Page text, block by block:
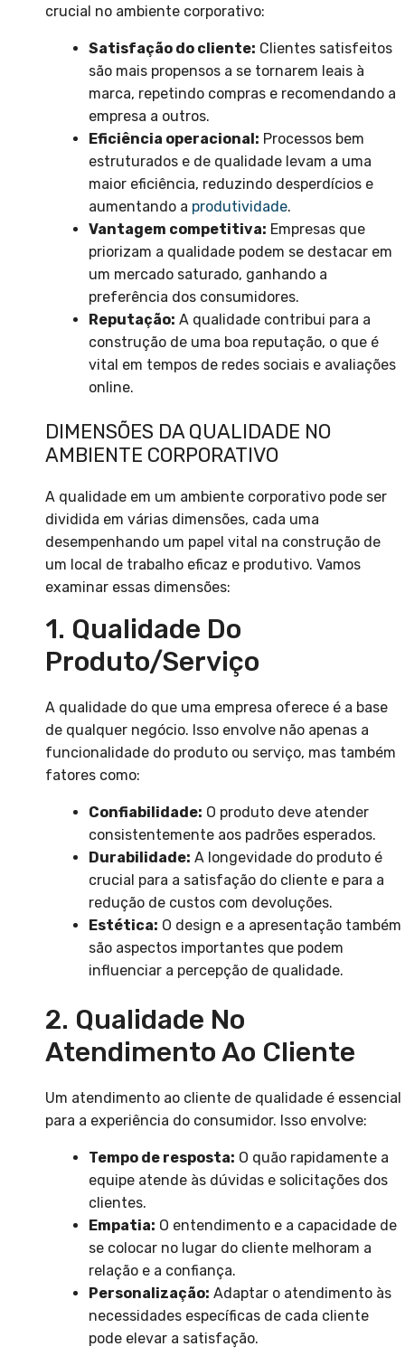
crucial no ambiente corporativo:
Satisfação do cliente: Clientes satisfeitos
são mais propensos a se tornarem leais à
marca, repetindo compras e recomendando a
empresa a outros.
Eficiência operacional: Processos bem
estruturados e de qualidade levam a uma
maior eficiência, reduzindo desperdícios e
aumentando a produtividade.
Vantagem competitiva: Empresas que
priorizam a qualidade podem se destacar em
um mercado saturado, ganhando a
preferência dos consumidores.
Reputação: A qualidade contribui para a
construção de uma boa reputação, o que é
vital em tempos de redes sociais e avaliações
online.
DIMENSÕES DA QUALIDADE NO
AMBIENTE CORPORATIVO
A qualidade em um ambiente corporativo pode ser
dividida em várias dimensões, cada uma
desempenhando um papel vital na construção de
um local de trabalho eficaz e produtivo. Vamos
examinar essas dimensões:
1. Qualidade Do
Produto/serviço
A qualidade do que uma empresa oferece é a base
de qualquer negócio. Isso envolve não apenas a
funcionalidade do produto ou serviço, mas também
fatores como:
Confiabilidade: O produto deve atender
consistentemente aos padrões esperados.
Durabilidade: A longevidade do produto é
crucial para a satisfação do cliente e para a
redução de custos com devoluções.
Estética: O design e a apresentação também
são aspectos importantes que podem
influenciar a percepção de qualidade.
2. Qualidade No
Atendimento Ao Cliente
Um atendimento ao cliente de qualidade é essencial
para a experiência do consumidor. Isso envolve:
Tempo de resposta: O quão rapidamente a
equipe atende às dúvidas e solicitações dos
clientes.
Empatia: O entendimento e a capacidade de
se colocar no lugar do cliente melhoram a
relação e a confiança.
Personalização: Adaptar o atendimento às
necessidades específicas de cada cliente
pode elevar a satisfação.